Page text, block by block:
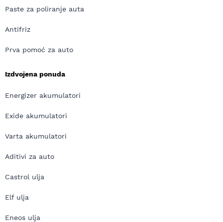
Paste za poliranje auta
Antifriz
Prva pomoć za auto
Izdvojena ponuda
Energizer akumulatori
Exide akumulatori
Varta akumulatori
Aditivi za auto
Castrol ulja
Elf ulja
Eneos ulja